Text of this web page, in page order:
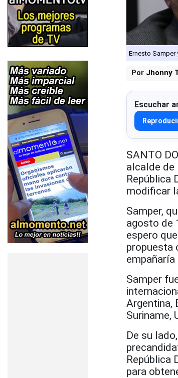
Ernesto Samper
Por Jhonny
Escuchar
SANTO
alcalde de
República
modificar
Samper,
agosto de
espero
propuesta
​Samper
Argentina,
Suriname,
De su lado,
República
para